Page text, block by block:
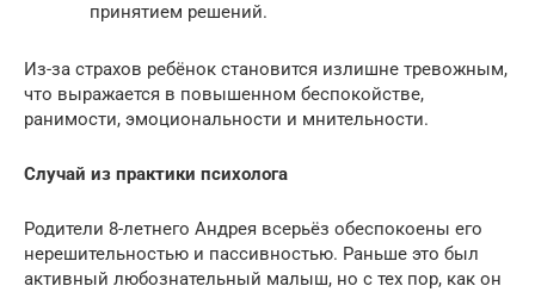
принятием решений.
Из-за страхов ребёнок становится излишне тревожным,
что выражается в повышенном беспокойстве,
ранимости, эмоциональности и мнительности.
Случай из практики психолога
Родители 8-летнего Андрея всерьёз обеспокоены его
нерешительностью и пассивностью. Раньше это был
активный любознательный малыш, но с тех пор, как он